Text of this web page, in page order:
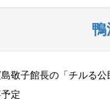
島敬子館長の「チルる
定